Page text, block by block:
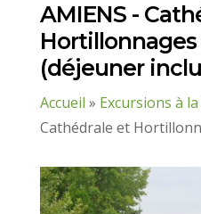
AMIENS -
(déjeuner
Accueil » Excursions à
Cathédrale et